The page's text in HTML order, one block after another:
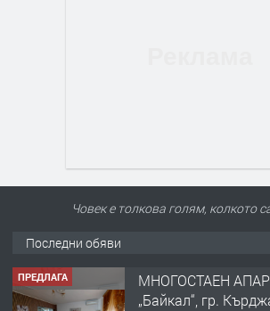
Човек е толкова голям, колкото
Последни обяви
ПРЕДЛАГА
МНОГОСТАЕН
„Байкал“, гр.